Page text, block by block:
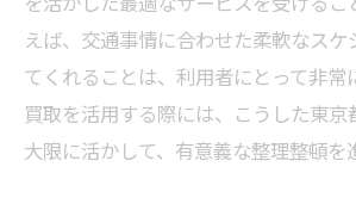
えば、交通事情に合わせた柔軟なスケ
てくれることは、利用者にとって非常
買取を活用する際には、こうした東京
大限に活かして、有意義な整理整頓を